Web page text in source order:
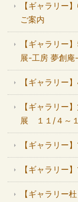
【ギャラリー
ご案内
【ギャラリー
展-工房 夢創庵-
【ギャラリー
【ギャラリー
展 １１/４～
【ギャラリー
【ギャラリー
【ギャラリー